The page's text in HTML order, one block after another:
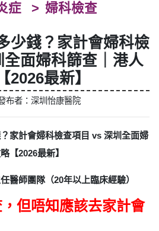
症 婦科檢查
少錢？家計會婦科檢
面婦科篩查｜港人
2026最新】
者：深圳怡康醫院
家計會婦科檢查項目 vs 深圳全面婦
【2026最新】
醫師團隊（20年以上臨床經驗）
，但唔知應該去家計會